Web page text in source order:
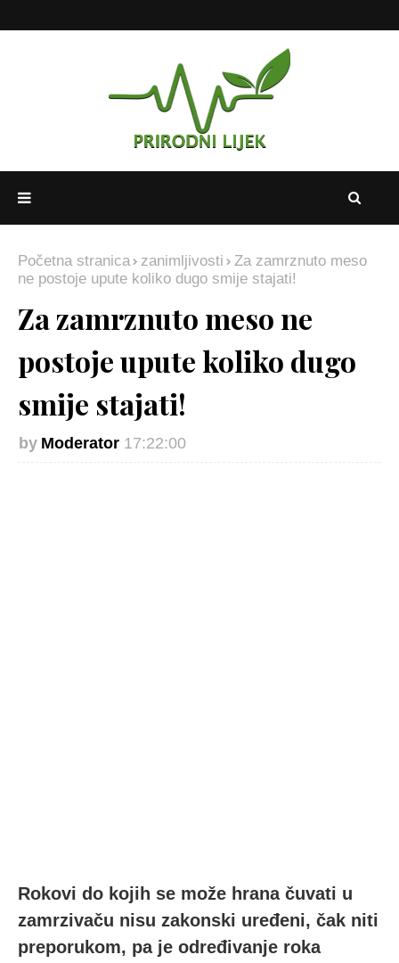
Početna stranica zanimljivosti
Za zamrznuto meso
ne postoje upute koliko dugo smije stajati!
Za zamrznuto meso ne
postoje upute koliko dugo
smije stajati!
Moderator 17:22:00
Rokovi do kojih se može hrana čuvati u
zamrzivaču nisu zakonski uređeni, čak niti
preporukom, pa je određivanje roka